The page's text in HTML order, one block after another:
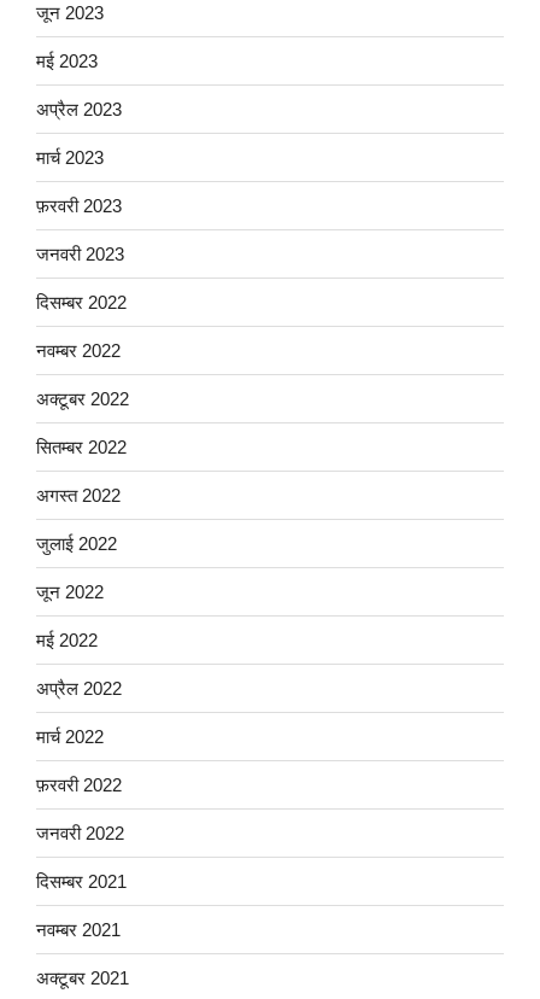
जून 2023
मई 2023
अप्रैल 2023
मार्च 2023
फ़रवरी 2023
जनवरी 2023
दिसम्बर 2022
नवम्बर 2022
अक्टूबर 2022
सितम्बर 2022
अगस्त 2022
जुलाई 2022
जून 2022
मई 2022
अप्रैल 2022
मार्च 2022
फ़रवरी 2022
जनवरी 2022
दिसम्बर 2021
नवम्बर 2021
अक्टूबर 2021